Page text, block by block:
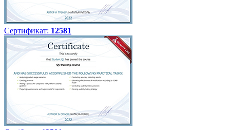
Сертификат: 12581